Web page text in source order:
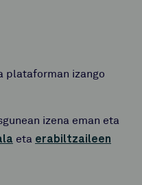
plataforman izango
izena eman eta
eta erabiltzaileen